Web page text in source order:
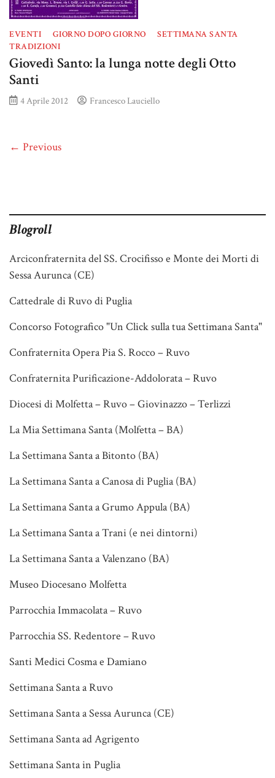
EVENTI GIORNO DOPO GIORNO
SETTIMANA SANTA
TRADIZIONI
Giovedì Santo: la lunga notte degli Otto
Santi
4 Aprile 2012 Francesco Lauciello
← Previous
Blogroll
Arciconfraternita del SS. Crocifisso e Monte dei Morti di
Sessa Aurunca (CE)
Cattedrale di Ruvo di Puglia
Concorso Fotografico "Un Click sulla tua Settimana Santa"
Confraternita Opera Pia S. Rocco – Ruvo
Confraternita Purificazione-Addolorata – Ruvo
Diocesi di Molfetta – Ruvo – Giovinazzo – Terlizzi
La Mia Settimana Santa (Molfetta – BA)
La Settimana Santa a Bitonto (BA)
La Settimana Santa a Canosa di Puglia (BA)
La Settimana Santa a Grumo Appula (BA)
La Settimana Santa a Trani (e nei dintorni)
La Settimana Santa a Valenzano (BA)
Museo Diocesano Molfetta
Parrocchia Immacolata – Ruvo
Parrocchia SS. Redentore – Ruvo
Santi Medici Cosma e Damiano
Settimana Santa a Ruvo
Settimana Santa a Sessa Aurunca (CE)
Settimana Santa ad Agrigento
Settimana Santa in Puglia